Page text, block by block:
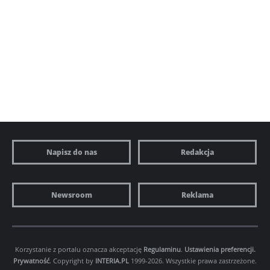
Napisz do nas Redakcja
Newsroom Reklama
Korzystanie z portalu oznacza akceptację Regulaminu. Ustawienia preferencji.
Prywatność. Copyright by INTERIA.PL 1999-2026. Wszystkie prawa zastrzeżone.